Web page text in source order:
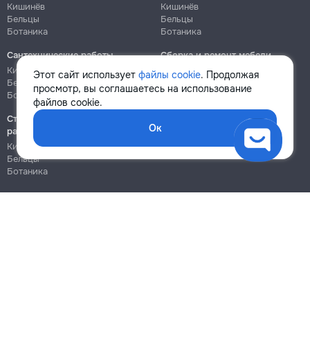
Этот сайт использует файлы cookie. Продолжая
просмотр, вы соглашаетесь на использование
файлов cookie.
Ок
Кишинёв
Бельцы
Ботаника
Кишинёв
Бельцы
Ботаника
Сантехнические работы
Кишинёв
Бельцы
Ботаника
Сборка и ремонт мебели
Кишинёв
Ботаника
Строительно-монтажные
работы
Кишинёв
Бельцы
Ботаника